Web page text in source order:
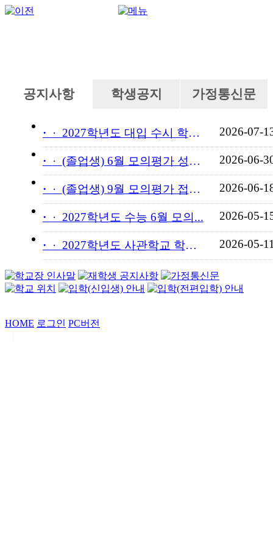
공지사항 학생공지 가정통신문
· 2027학년도 대입 수시 학교... 2026-07-
· (졸업생) 6월 모의평가 성적... 2026-06-
· (졸업생) 9월 모의평가 접수... 2026-06-
· 2027학년도 수능 6월 모의... 2026-05-
· 2027학년도 사관학교 학교장... 2026-05-
HOME 로그인 PC버전